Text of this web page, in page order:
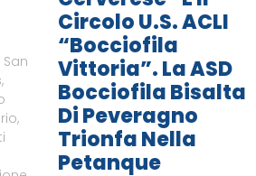
Circolo U.S. ACLI
“Bocciofila
Vittoria”. La ASD
Bocciofila Bisalta
Di Peveragno
Trionfa Nella
Petanque